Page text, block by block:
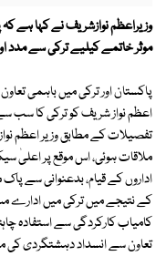
وزیراعظم نوازشریف نے کہا ہے کہ
موثر خاتمے کیلیے ترکی سے مدد
اعظم نواز شریف کو ترکی کا سب
تفصیلات کے مطابق وزیر اعظم
ملاقات ہوئی، اس موقع پر اعلیٰ
اداروں کے قیام، بدعنوانی سے پاک
کے نتیجے میں ترکی میں ادارے
کامیاب کارکردگی سے استفادہ
تعاون سے انسداد دہشتگردی